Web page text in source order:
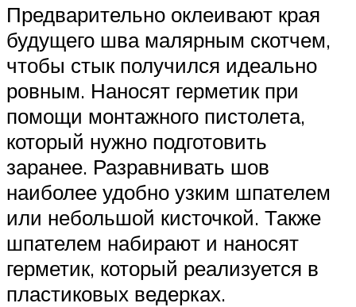
Предварительно оклеивают края
будущего шва малярным скотчем,
чтобы стык получился идеально
ровным. Наносят герметик при
помощи монтажного пистолета,
который нужно подготовить
заранее. Разравнивать шов
наиболее удобно узким шпателем
или небольшой кисточкой. Также
шпателем набирают и наносят
герметик, который реализуется в
пластиковых ведерках.